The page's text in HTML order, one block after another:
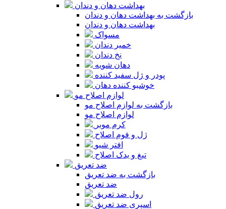
بهداشت دهان و دندان
بازگشت به بهداشت دهان و دندان
بهداشت دهان و دندان
مسواک
خمیر دندان
نخ دندان
دهان شویه
پودر و ژل سفید کننده
خوشبو کننده دهان
لوازم اصلاح مو
بازگشت به لوازم اصلاح مو
لوازم اصلاح مو
کرم موبر
ژل و فوم اصلاح
افتر شیو
تیغ و یدک اصلاح
ضد تعریق
بازگشت به ضد تعریق
ضد تعریق
رول ضد تعریق
اسپری ضد تعریق